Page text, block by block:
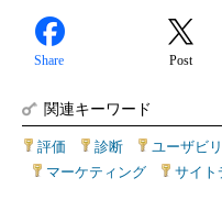
Share Post
関連キーワード
評価 診断 ユーザビ
マーケティング サイト